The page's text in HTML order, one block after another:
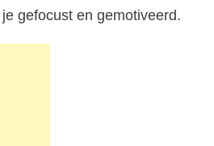
gefocust en gemotiveerd.